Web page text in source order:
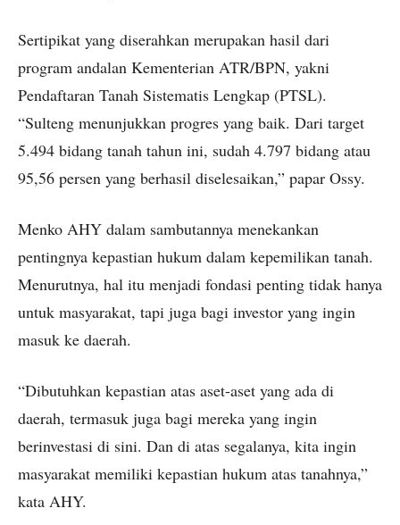
Sertipikat yang diserahkan merupakan hasil dari
program andalan Kementerian ATR/BPN, yakni
Pendaftaran Tanah Sistematis Lengkap (PTSL).
“Sulteng menunjukkan progres yang baik. Dari target
5.494 bidang tanah tahun ini, sudah 4.797 bidang atau
95,56 persen yang berhasil diselesaikan,” papar Ossy.
Menko AHY dalam sambutannya menekankan
pentingnya kepastian hukum dalam kepemilikan tanah.
Menurutnya, hal itu menjadi fondasi penting tidak hanya
untuk masyarakat, tapi juga bagi investor yang ingin
masuk ke daerah.
“Dibutuhkan kepastian atas aset-aset yang ada di
daerah, termasuk juga bagi mereka yang ingin
berinvestasi di sini. Dan di atas segalanya, kita ingin
masyarakat memiliki kepastian hukum atas tanahnya,”
kata AHY.